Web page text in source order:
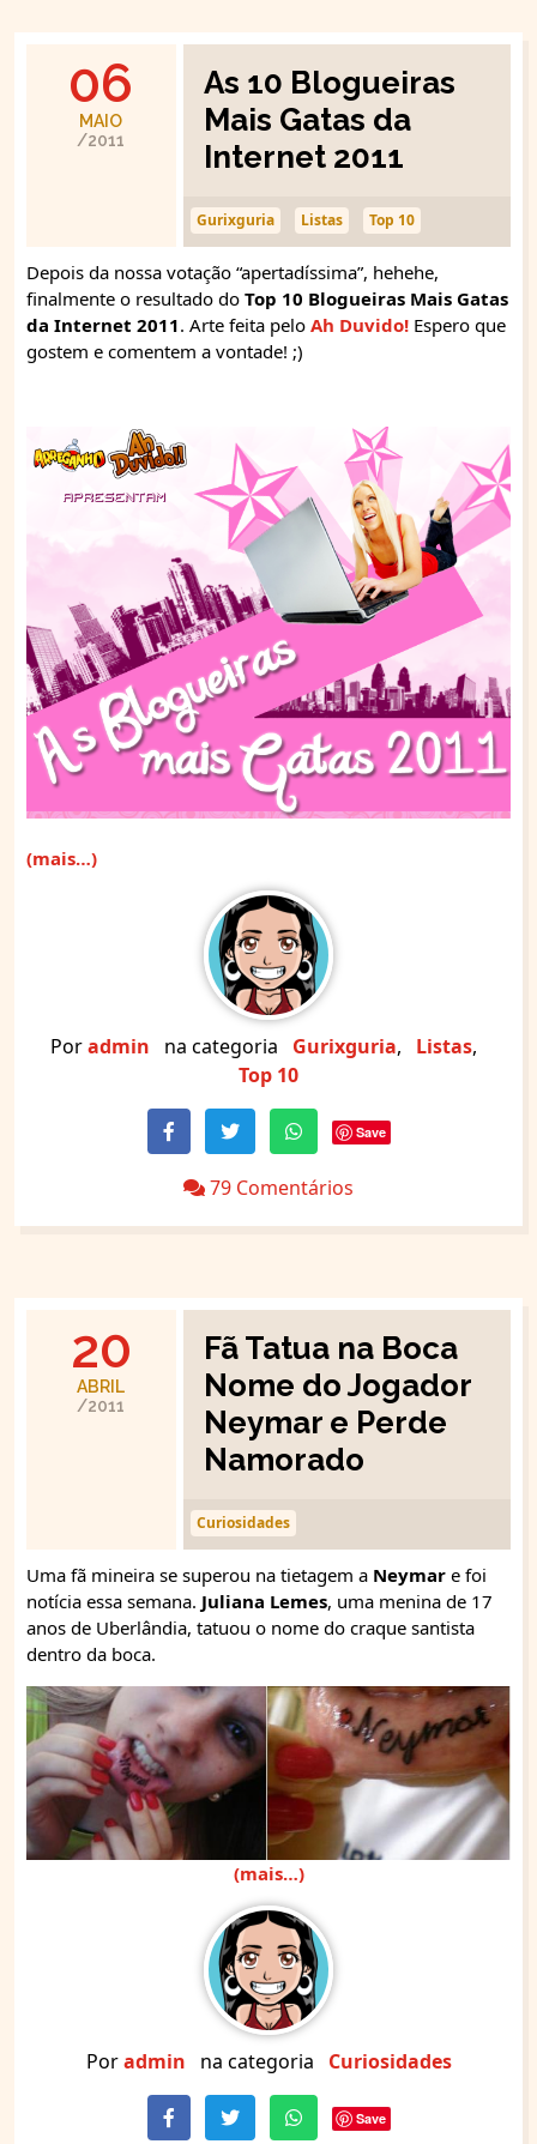
06
MAIO
/2011
As 10 Blogueiras
Mais Gatas da
Internet 2011
Gurixguria Listas Top 10
Depois da nossa votação “apertadíssima”, hehehe,
finalmente o resultado do Top 10 Blogueiras Mais Gatas
da Internet 2011. Arte feita pelo Ah Duvido! Espero que
gostem e comentem a vontade! ;)
(mais…)
Poradmin na categoria Gurixguria, Listas,
Top 10
Save
79 Comentários
20
ABRIL
/2011
Fã Tatua na Boca
Nome do Jogador
Neymar e Perde
Namorado
Curiosidades
Uma fã mineira se superou na tietagem a Neymar e foi
notícia essa semana. Juliana Lemes, uma menina de 17
anos de Uberlândia, tatuou o nome do craque santista
dentro da boca.
(mais…)
Poradmin na categoria Curiosidades
Save